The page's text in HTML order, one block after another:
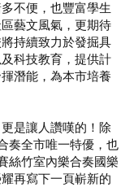
不便，也豐富學生
藝文風氣，更期待
持續致力於發掘具
科技教育，提供計
潛能，為本市培養
是讓人讚嘆的！除
奏全市唯一特優，也
絲竹室內樂合奏國樂
再寫下一頁嶄新的